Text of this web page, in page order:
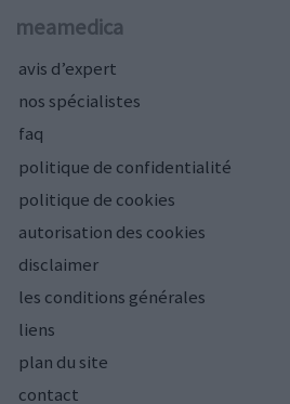
meamedica
avis d’expert
nos spécialistes
faq
politique de confidentialité
politique de cookies
autorisation des cookies
disclaimer
les conditions générales
liens
plan du site
contact